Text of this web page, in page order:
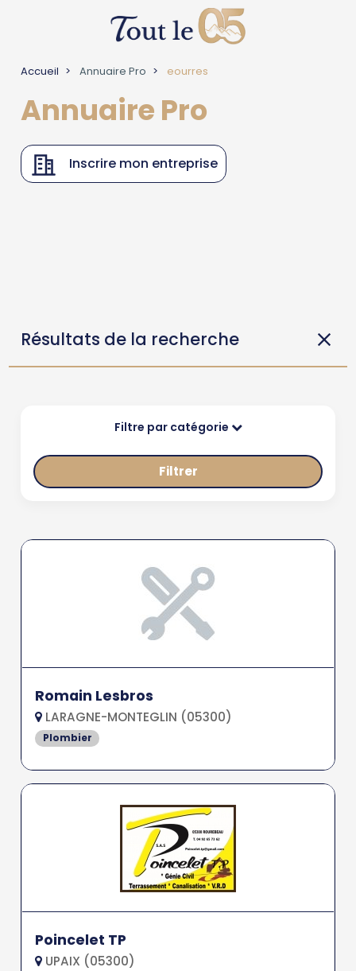
Accueil Annuaire Pro eourres
Annuaire Pro
Inscrire mon entreprise
Résultats de la recherche
Filtre par catégorie
Filtrer
Romain Lesbros
LARAGNE-MONTEGLIN (05300)
Plombier
Poincelet TP
UPAIX (05300)